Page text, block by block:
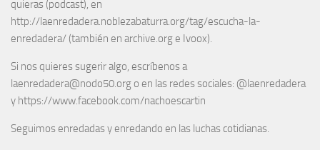
quieras (podcast), en
http://laenredadera.noblezabaturra.org/tag/escucha-la-
enredadera/ (también en archive.org e Ivoox).
Si nos quieres sugerir algo, escríbenos a
laenredadera@nodo50.org o en las redes sociales: @laenredadera
y https://www.facebook.com/nachoescartin
Seguimos enredadas y enredando en las luchas cotidianas.